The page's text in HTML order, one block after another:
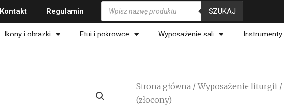
Kontakt Regulamin
Wyszukiwarka
produktów
SZUKAJ
Ikony i obrazki Etui i pokrowce Wyposażenie sali Instrumenty
Strona główna /Wyposażenie liturgii /
(złocony)